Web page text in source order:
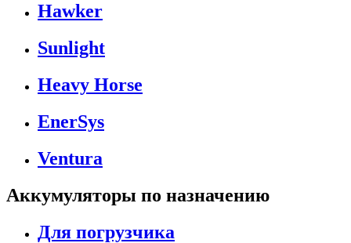
Hawker
Sunlight
Heavy Horse
EnerSys
Ventura
Аккумуляторы по назначению
Для погрузчика